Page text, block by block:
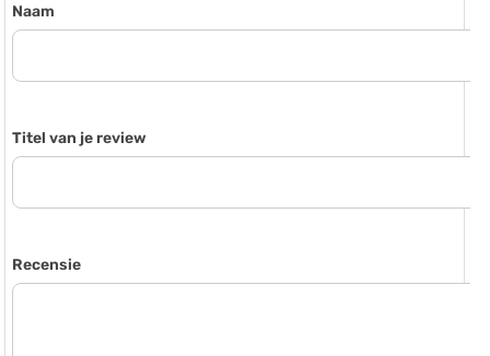
Naam
Titel van je review
Recensie